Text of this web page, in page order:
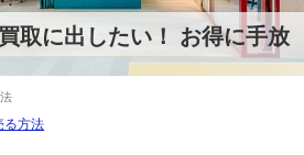
取に出したい！ お得に手放
る方法